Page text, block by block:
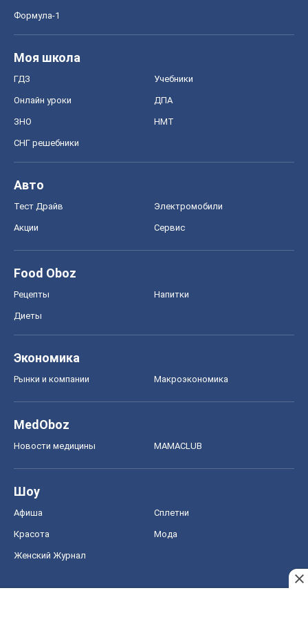
Формула-1
Моя школа
ГДЗ Учебники
Онлайн уроки ДПА
ЗНО НМТ
СНГ решебники
Авто
Тест Драйв Электромобили
Акции Сервис
Food Oboz
Рецепты Напитки
Диеты
Экономика
Рынки и компании Mакроэкономика
MedOboz
Новости медицины MAMACLUB
Шоу
Афиша Сплетни
Красота Мода
Женский Журнал